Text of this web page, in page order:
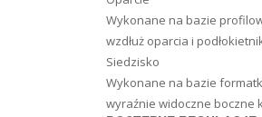
Wykonane na bazie
wzdłuż oparcia i
Siedzisko
Wykonane na bazie
wyraźnie widoczne boczne